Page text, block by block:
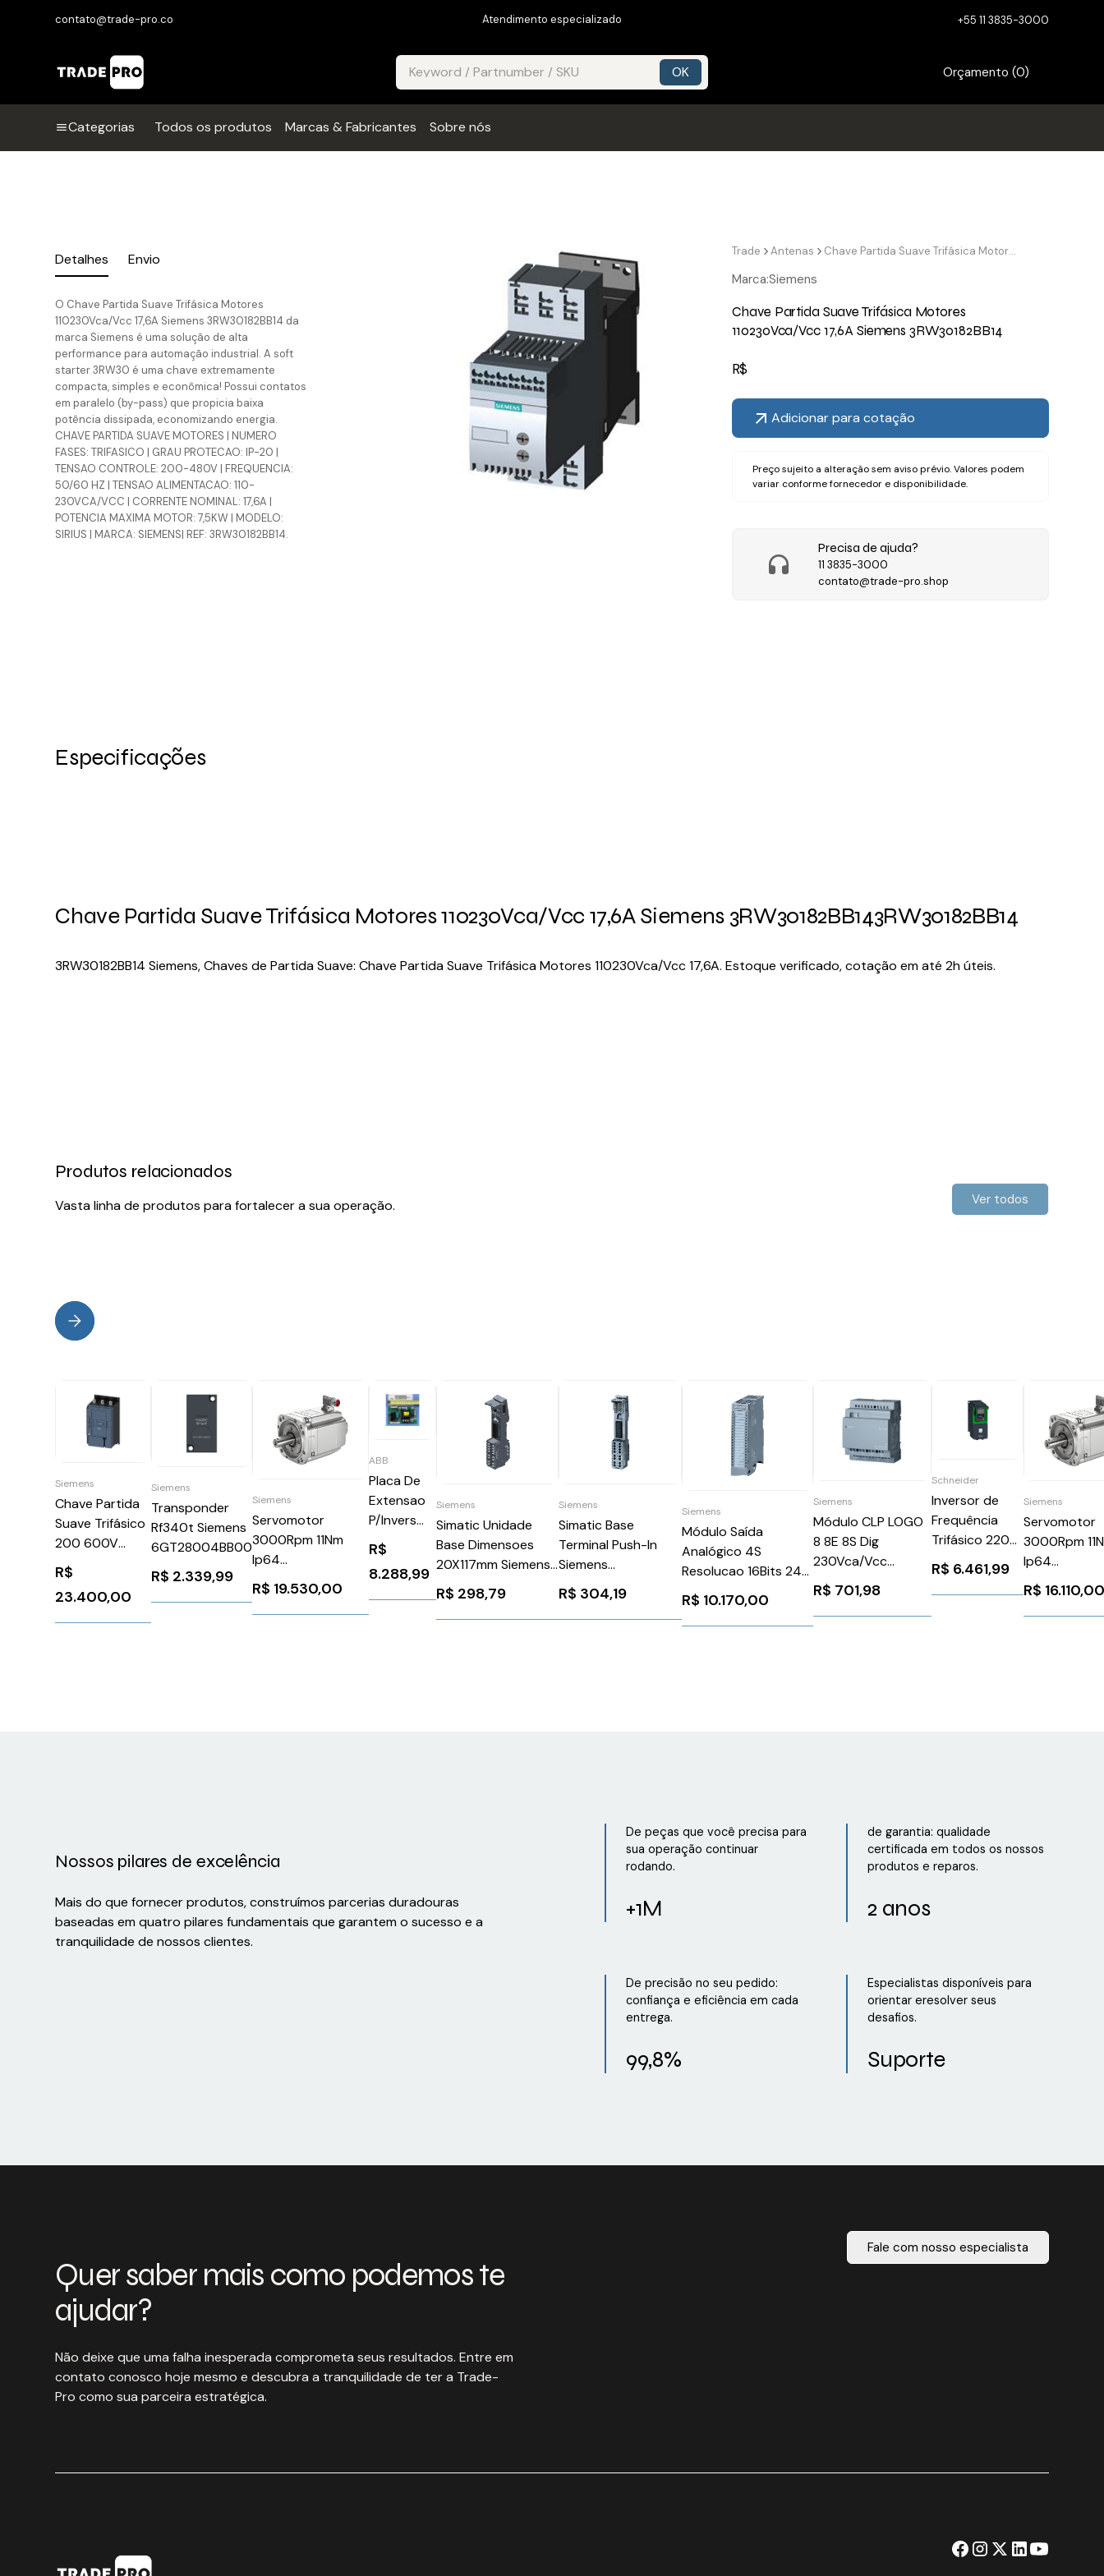
contato@trade-pro.co Atendimento especializado +55 11 3835-3000
Orçamento (0)
Categorias Todos os produtos Marcas & Fabricantes Sobre nós
Detalhes Envio
O Chave Partida Suave Trifásica Motores
110230Vca/Vcc 17,6A Siemens 3RW30182BB14 da
marca Siemens é uma solução de alta
performance para automação industrial. A soft
starter 3RW30 é uma chave extremamente
compacta, simples e econômica! Possui contatos
em paralelo (by-pass) que propicia baixa
potência dissipada, economizando energia.
CHAVE PARTIDA SUAVE MOTORES | NUMERO
FASES: TRIFASICO | GRAU PROTECAO: IP-20 |
TENSAO CONTROLE: 200-480V | FREQUENCIA:
50/60 HZ | TENSAO ALIMENTACAO: 110-
230VCA/VCC | CORRENTE NOMINAL: 17,6A |
POTENCIA MAXIMA MOTOR: 7,5KW | MODELO:
SIRIUS | MARCA: SIEMENS| REF: 3RW30182BB14.
Trade Antenas Chave Partida Suave Trifásica Motores 110230Vca/Vcc 17,6A Siemens 3RW30182BB14
Marca:Siemens
Chave Partida Suave Trifásica Motores
110230Vca/Vcc 17,6A Siemens 3RW30182BB14
R$
Adicionar para cotação
Preço sujeito a alteração sem aviso prévio. Valores podem
variar conforme fornecedor e disponibilidade.
Precisa de ajuda?
11 3835-3000
contato@trade-pro.shop
Especificações
Chave Partida Suave Trifásica Motores 110230Vca/Vcc 17,6A Siemens 3RW30182BB143RW30182BB14
3RW30182BB14 Siemens, Chaves de Partida Suave: Chave Partida Suave Trifásica Motores 110230Vca/Vcc 17,6A. Estoque verificado, cotação em até 2h úteis.
Produtos relacionados
Vasta linha de produtos para fortalecer a sua operação. Ver todos
Siemens
Chave Partida
Suave Trifásico
200 600V
370A 110 220V
3RW52466AC15
Siemens
1026131
R$
23.400,00
Siemens
Transponder
Rf340t Siemens
6GT28004BB00
R$ 2.339,99
Siemens
Servomotor
3000Rpm 11Nm
Ip64
1FK70632AF711QB0
Siemens 91324
R$ 19.530,00
ABB
Placa De
Extensao
P/Invers
Acs800
64605666
ABB 31108
R$
8.288,99
Siemens
Simatic Unidade
Base Dimensoes
20X117mm Siemens
6ES71936BP200BF0
R$ 298,79
Siemens
Simatic Base
Terminal Push-In
Siemens
6ES71936BP200BB0
R$ 304,19
Siemens
Módulo Saída
Analógico 4S
Resolucao 16Bits 24V
160Ma Siemens
6ES75325ND000AB0
R$ 10.170,00
Siemens
Módulo CLP LOGO
8 8E 8S Dig
230Vca/Vcc
6Ed10551Fb100Ba2
Siemens
6ED10551FB100BA2
R$ 701,98
Schneider
Inversor de
Frequência
Trifásico 220V
13,7A 4CV
Atv630
Schneider
ATV630U30M3
R$ 6.461,99
Siemens
Servomotor
3000Rpm
Ip64
Siemens
R$
Nossos pilares de excelência
Mais do que fornecer produtos, construímos parcerias duradouras
baseadas em quatro pilares fundamentais que garantem o sucesso e a
tranquilidade de nossos clientes.
De peças que você precisa para
sua operação continuar
rodando.
+1M
de garantia: qualidade
certificada em todos os nossos
produtos e reparos.
2 anos
De precisão no seu pedido:
confiança e eficiência em cada
entrega.
99,8%
Especialistas disponíveis para
orientar eresolver seus
desafios.
Suporte
Quer saber mais como podemos te
ajudar?
Não deixe que uma falha inesperada comprometa seus resultados. Entre em
contato conosco hoje mesmo e descubra a tranquilidade de ter a Trade-
Pro como sua parceira estratégica.
Fale com nosso especialista